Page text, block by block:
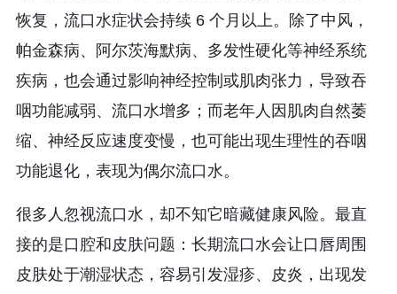
恢复，流口水症状会持续 6 个月以上。除了中风，
帕金森病、阿尔茨海默病、多发性硬化等神经系统
疾病，也会通过影响神经控制或肌肉张力，导致吞
咽功能减弱、流口水增多；而老年人因肌肉自然萎
缩、神经反应速度变慢，也可能出现生理性的吞咽
功能退化，表现为偶尔流口水。
很多人忽视流口水，却不知它暗藏健康风险。最直
接的是口腔和皮肤问题：长期流口水会让口唇周围
皮肤处于潮湿状态，容易引发湿疹、皮炎，出现发